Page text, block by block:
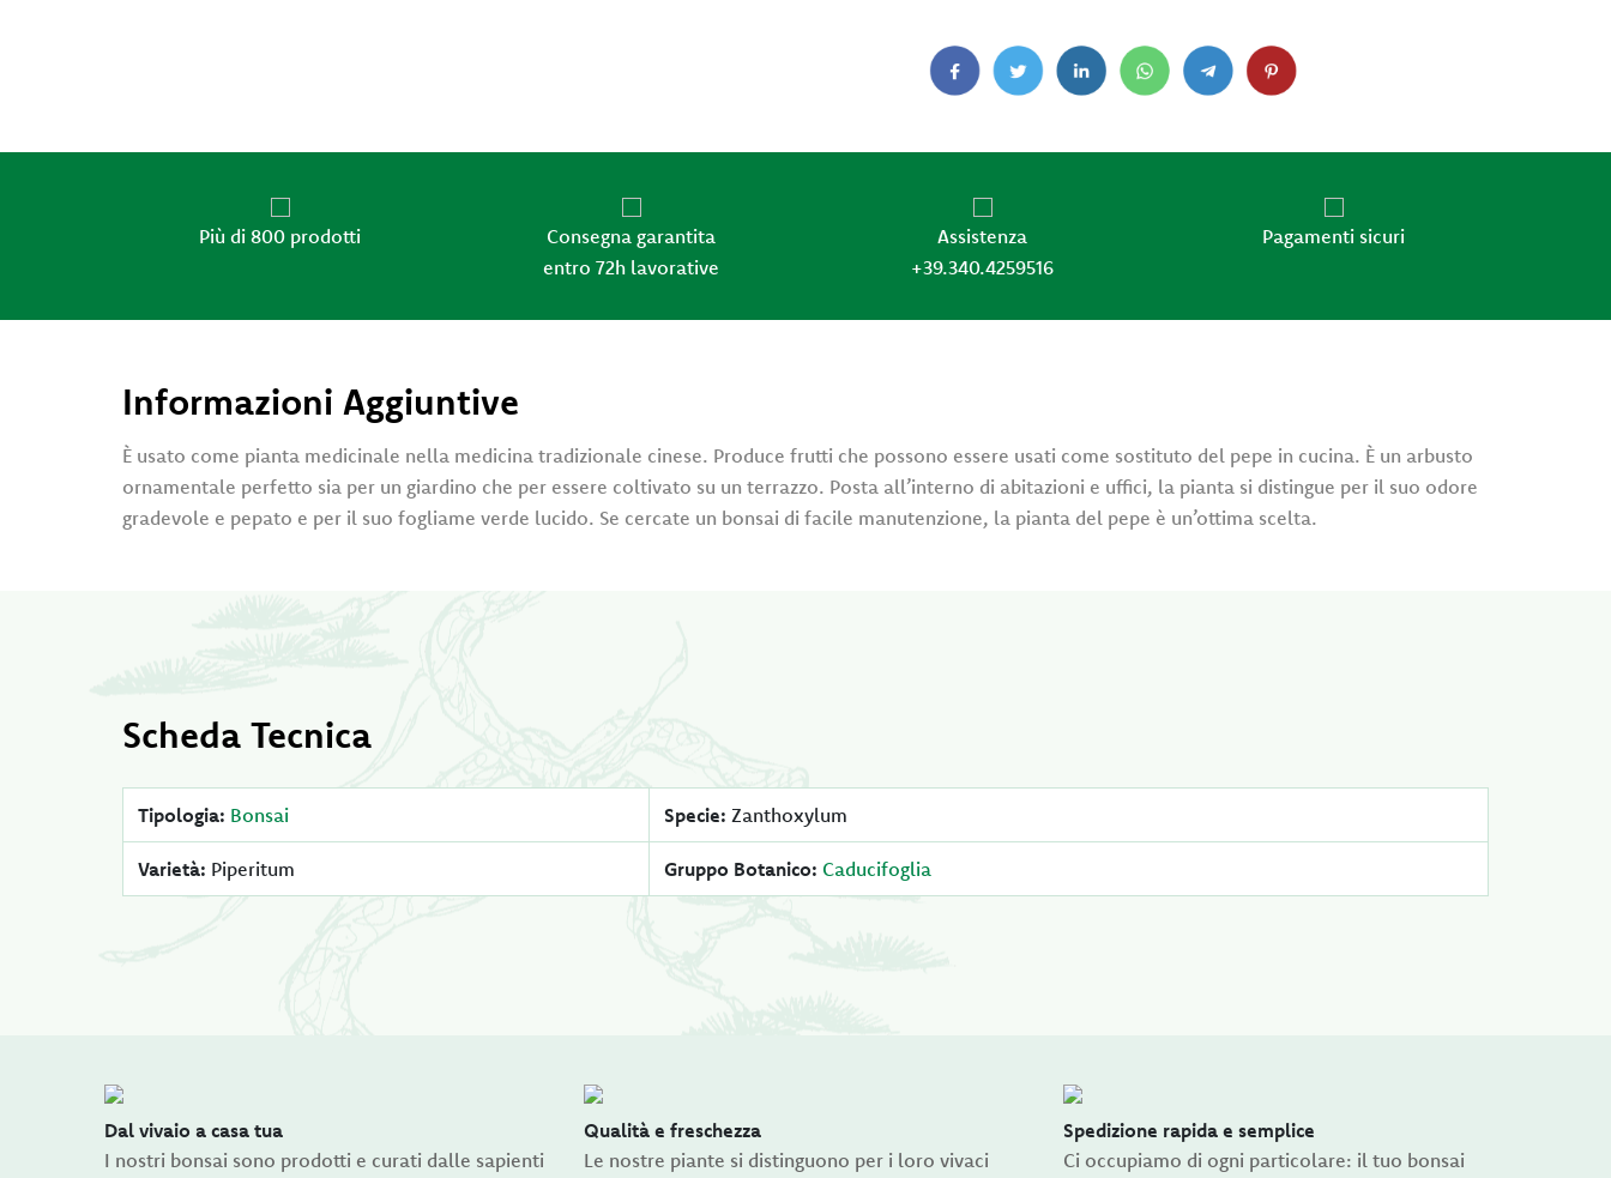
Più di 800 prodotti
Consegna garantita
entro 72h lavorative
Assistenza
+39.340.4259516
Pagamenti sicuri
Informazioni Aggiuntive
È usato come pianta medicinale nella medicina tradizionale cinese. Produce frutti che possono essere usati come sostituto del pepe in cucina. È un arbusto
ornamentale perfetto sia per un giardino che per essere coltivato su un terrazzo. Posta all’interno di abitazioni e uffici, la pianta si distingue per il suo odore
gradevole e pepato e per il suo fogliame verde lucido. Se cercate un bonsai di facile manutenzione, la pianta del pepe è un’ottima scelta.
Scheda Tecnica
Tipologia: Bonsai Specie: Zanthoxylum
Varietà: Piperitum Gruppo Botanico: Caducifoglia
Dal vivaio a casa tua
I nostri bonsai sono prodotti e curati dalle sapienti
Qualità e freschezza
Le nostre piante si distinguono per i loro vivaci
Spedizione rapida e semplice
Ci occupiamo di ogni particolare: il tuo bonsai